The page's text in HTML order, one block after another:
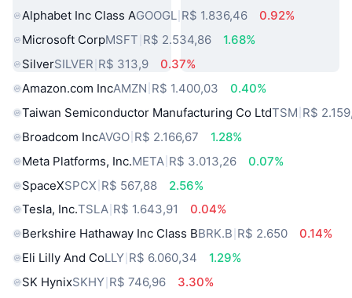
Alphabet Inc Class AGOOGL R$ 1.836,46
0.92%
Microsoft CorpMSFT R$ 2.534,86
1.68%
SilverSILVER R$ 313,9
0.37%
Amazon.com IncAMZN R$ 1.400,03
0.40%
Taiwan Semiconductor Manufacturing Co LtdTSM R$
Broadcom IncAVGO R$ 2.166,67
1.28%
Meta Platforms, Inc.META R$ 3.013,26
0.07%
SpaceXSPCX R$ 567,88
2.56%
Tesla, Inc.TSLA R$ 1.643,91
0.04%
Berkshire Hathaway Inc Class BBRK.B R$ 2.650
0.14%
Eli Lilly And CoLLY R$ 6.060,34
1.29%
SK HynixSKHY R$ 746,96
3.30%